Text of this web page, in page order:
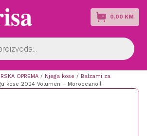
0,00 KM
OPREMA/ Njega kose / Balzami za
kose 2024 Volumen – Moroccanoil